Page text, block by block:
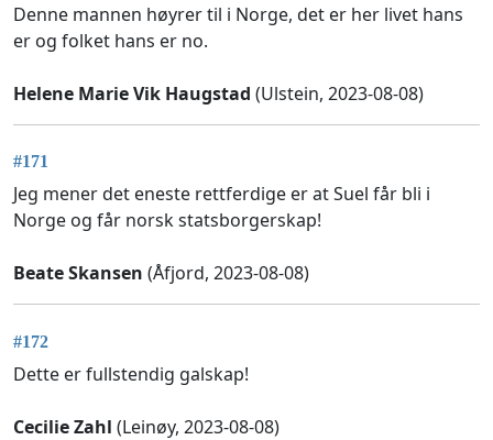
Denne mannen høyrer til i Norge, det er her livet hans
er og folket hans er no.
Helene Marie Vik Haugstad (Ulstein, 2023-08-08)
#171
Jeg mener det eneste rettferdige er at Suel får bli i
Norge og får norsk statsborgerskap!
Beate Skansen (Åfjord, 2023-08-08)
#172
Dette er fullstendig galskap!
Cecilie Zahl (Leinøy, 2023-08-08)